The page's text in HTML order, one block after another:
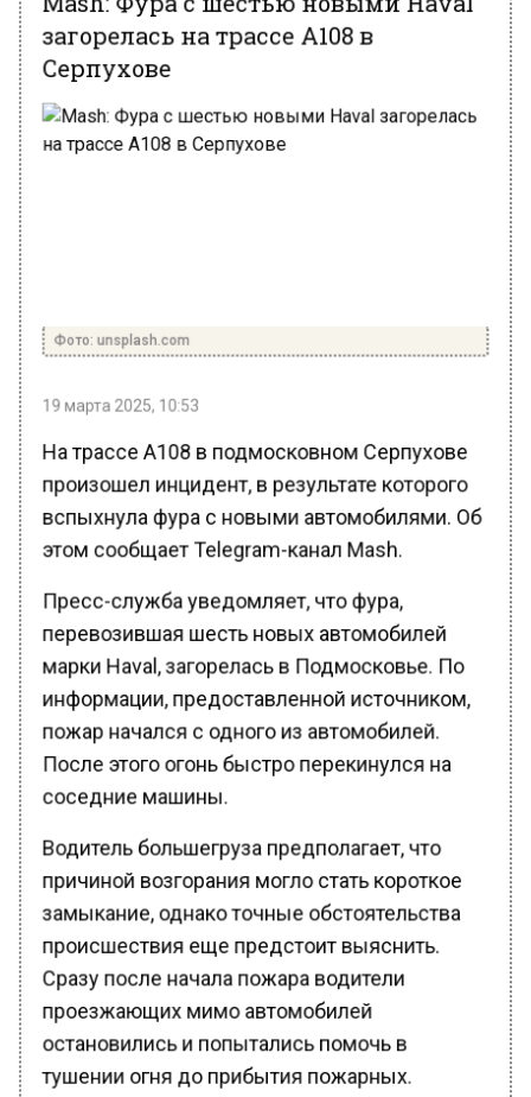
загорелась на трассе А108 в
Серпухове
На трассе А108 в подмосковном Серпухове
произошел инцидент, в результате которого
вспыхнула фура с новыми автомобилями. Об
этом сообщает Telegram-канал Mash.
Пресс-служба уведомляет, что фура,
перевозившая шесть новых автомобилей
марки Haval, загорелась в Подмосковье. По
информации, предоставленной источником,
пожар начался с одного из автомобилей.
После этого огонь быстро перекинулся на
соседние машины.
Водитель большегруза предполагает, что
причиной возгорания могло стать короткое
замыкание, однако точные обстоятельства
происшествия еще предстоит выяснить.
Сразу после начала пожара водители
проезжающих мимо автомобилей
остановились и попытались помочь в
тушении огня до прибытия пожарных.